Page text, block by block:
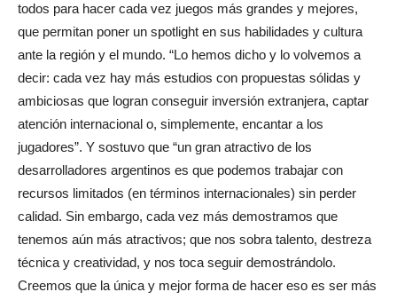
todos para hacer cada vez juegos más grandes y mejores,
que permitan poner un spotlight en sus habilidades y cultura
ante la región y el mundo. “Lo hemos dicho y lo volvemos a
decir: cada vez hay más estudios con propuestas sólidas y
ambiciosas que logran conseguir inversión extranjera, captar
atención internacional o, simplemente, encantar a los
jugadores”. Y sostuvo que “un gran atractivo de los
desarrolladores argentinos es que podemos trabajar con
recursos limitados (en términos internacionales) sin perder
calidad. Sin embargo, cada vez más demostramos que
tenemos aún más atractivos; que nos sobra talento, destreza
técnica y creatividad, y nos toca seguir demostrándolo.
Creemos que la única y mejor forma de hacer eso es ser más